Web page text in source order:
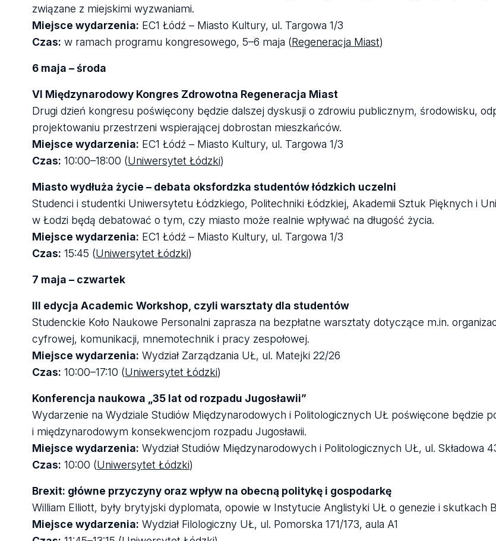
związane z miejskimi wyzwaniami.
Miejsce wydarzenia: EC1 Łódź – Miasto Kultury, ul. Targowa 1/3
Czas: w ramach programu kongresowego, 5–6 maja (Regeneracja Miast)
6 maja – środa
VI Międzynarodowy Kongres Zdrowotna Regeneracja Miast
Drugi dzień kongresu poświęcony będzie dalszej dyskusji o zdrowiu publicznym, środowisku,
projektowaniu przestrzeni wspierającej dobrostan mieszkańców.
Miejsce wydarzenia: EC1 Łódź – Miasto Kultury, ul. Targowa 1/3
Czas: 10:00–18:00 (Uniwersytet Łódzki)
Miasto wydłuża życie – debata oksfordzka studentów łódzkich uczelni
Studenci i studentki Uniwersytetu Łódzkiego, Politechniki Łódzkiej, Akademii Sztuk Pięknych i
w Łodzi będą debatować o tym, czy miasto może realnie wpływać na długość życia.
Miejsce wydarzenia: EC1 Łódź – Miasto Kultury, ul. Targowa 1/3
Czas: 15:45 (Uniwersytet Łódzki)
7 maja – czwartek
III edycja Academic Workshop, czyli warsztaty dla studentów
Studenckie Koło Naukowe Personalni zaprasza na bezpłatne warsztaty dotyczące m.in.
cyfrowej, komunikacji, mnemotechnik i pracy zespołowej.
Miejsce wydarzenia: Wydział Zarządzania UŁ, ul. Matejki 22/26
Czas: 10:00–17:10 (Uniwersytet Łódzki)
Konferencja naukowa „35 lat od rozpadu Jugosławii”
Wydarzenie na Wydziale Studiów Międzynarodowych i Politologicznych UŁ poświęcone będzie
i międzynarodowym konsekwencjom rozpadu Jugosławii.
Miejsce wydarzenia: Wydział Studiów Międzynarodowych i Politologicznych UŁ, ul. Składowa
Czas: 10:00 (Uniwersytet Łódzki)
Brexit: główne przyczyny oraz wpływ na obecną politykę i gospodarkę
William Elliott, były brytyjski dyplomata, opowie w Instytucie Anglistyki UŁ o genezie i skutkach
Miejsce wydarzenia: Wydział Filologiczny UŁ, ul. Pomorska 171/173, aula A1